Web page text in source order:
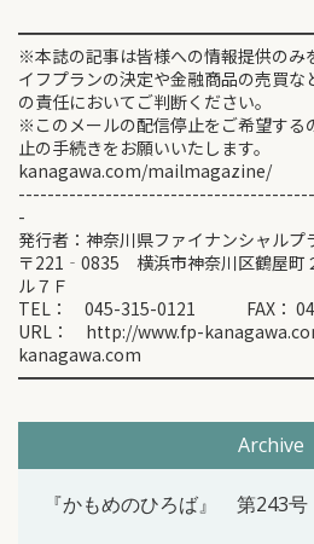
※本誌の記事は皆様への情報提供のみ
イフプランの決定や金融商品の売買
の責任においてご判断ください。
※このメールの配信停止をご希望する
止の手続きをお願いいたします
kanagawa.com/mailmagazine/
-
発行者：神奈川県ファイナンシャルプ
〒221‐0835 横浜市神奈川区鶴屋町
ル７Ｆ
TEL： 045-315-0121 FAX：
URL： http://www.fp-
kanagawa.com
Archive
『かもめのひろば』 第243号